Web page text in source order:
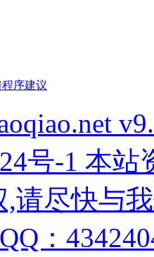
程序建议
号-1 本
请尽快与
：